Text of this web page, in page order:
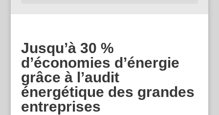
Jusqu’à 30 %
d’économies d’énergie
grâce à l’audit
énergétique des grandes
entreprises